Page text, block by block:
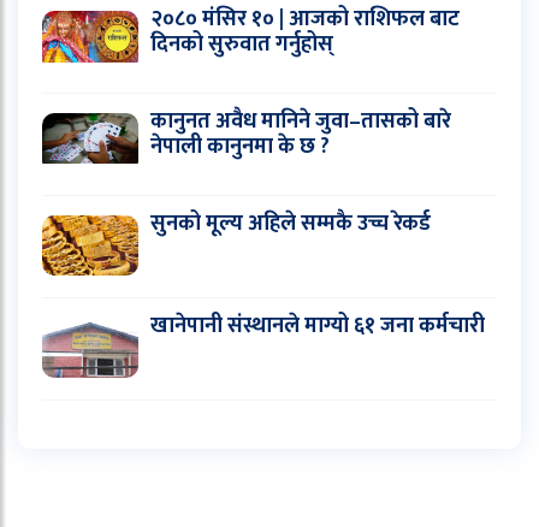
२०८० मंसिर १० | आजको राशिफल बाट
दिनको सुरुवात गर्नुहोस्
कानुनत अवैध मानिने जुवा–तासको बारे
नेपाली कानुनमा के छ ?
सुनको मूल्य अहिले सम्मकै उच्च रेकर्ड
खानेपानी संस्थानले माग्यो ६१ जना कर्मचारी